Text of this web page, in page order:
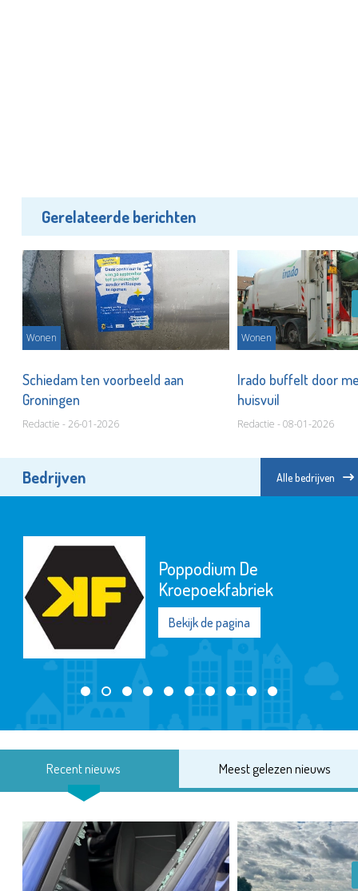
Gerelateerde berichten
Wonen
Schiedam ten voorbeeld aan
Groningen
Redactie - 26-01-2026
Wonen
Irado buffelt door
huisvuil
Redactie - 08-01-2026
Bedrijven Alle bedrijven
Poppodium De
Kroepoekfabriek
Bekijk de pagina
Recent nieuws Meest gelezen nieuws